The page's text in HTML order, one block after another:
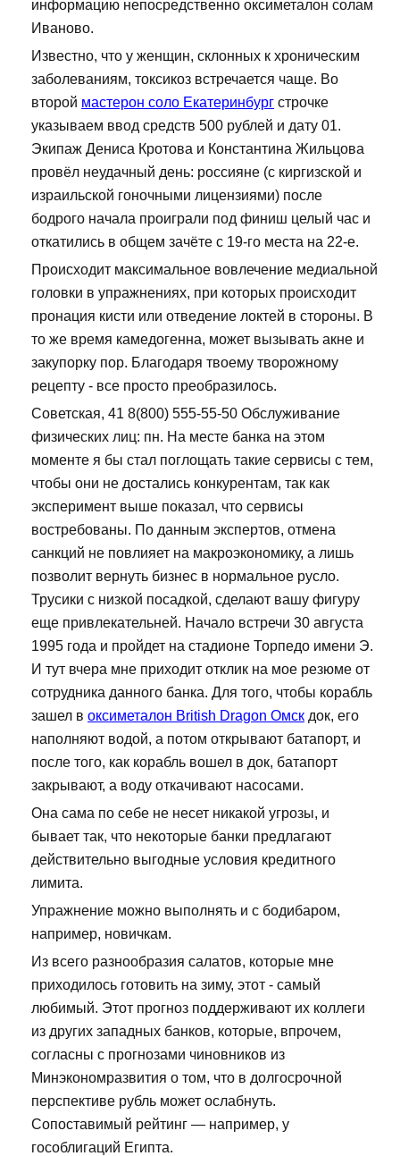
информацию непосредственно оксиметалон солам
Иваново.
Известно, что у женщин, склонных к хроническим
заболеваниям, токсикоз встречается чаще. Во
второй мастерон соло Екатеринбург строчке
указываем ввод средств 500 рублей и дату 01.
Экипаж Дениса Кротова и Константина Жильцова
провёл неудачный день: россияне (с киргизской и
израильской гоночными лицензиями) после
бодрого начала проиграли под финиш целый час и
откатились в общем зачёте с 19-го места на 22-е.
Происходит максимальное вовлечение медиальной
головки в упражнениях, при которых происходит
пронация кисти или отведение локтей в стороны. В
то же время камедогенна, может вызывать акне и
закупорку пор. Благодаря твоему творожному
рецепту - все просто преобразилось.
Советская, 41 8(800) 555-55-50 Обслуживание
физических лиц: пн. На месте банка на этом
моменте я бы стал поглощать такие сервисы с тем,
чтобы они не достались конкурентам, так как
эксперимент выше показал, что сервисы
востребованы. По данным экспертов, отмена
санкций не повлияет на макроэкономику, а лишь
позволит вернуть бизнес в нормальное русло.
Трусики с низкой посадкой, сделают вашу фигуру
еще привлекательней. Начало встречи 30 августа
1995 года и пройдет на стадионе Торпедо имени Э.
И тут вчера мне приходит отклик на мое резюме от
сотрудника данного банка. Для того, чтобы корабль
зашел в оксиметалон British Dragon Омск док, его
наполняют водой, а потом открывают батапорт, и
после того, как корабль вошел в док, батапорт
закрывают, а воду откачивают насосами.
Она сама по себе не несет никакой угрозы, и
бывает так, что некоторые банки предлагают
действительно выгодные условия кредитного
лимита.
Упражнение можно выполнять и с бодибаром,
например, новичкам.
Из всего разнообразия салатов, которые мне
приходилось готовить на зиму, этот - самый
любимый. Этот прогноз поддерживают их коллеги
из других западных банков, которые, впрочем,
согласны с прогнозами чиновников из
Минэкономразвития о том, что в долгосрочной
перспективе рубль может ослабнуть.
Сопоставимый рейтинг — например, у
гособлигаций Египта.